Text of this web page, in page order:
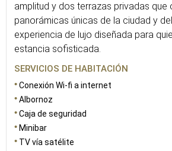
amplitud y dos terrazas privadas que
panorámicas únicas de la ciudad y
experiencia de lujo diseñada para
estancia sofisticada.
SERVICIOS DE HABITACIÓN
Conexión Wi-fi a internet
Albornoz
Caja de seguridad
Minibar
TV vía satélite